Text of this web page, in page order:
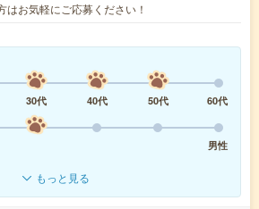
はお気軽にご応募ください！
30代 40代 50代
60代
男性
もっと見る